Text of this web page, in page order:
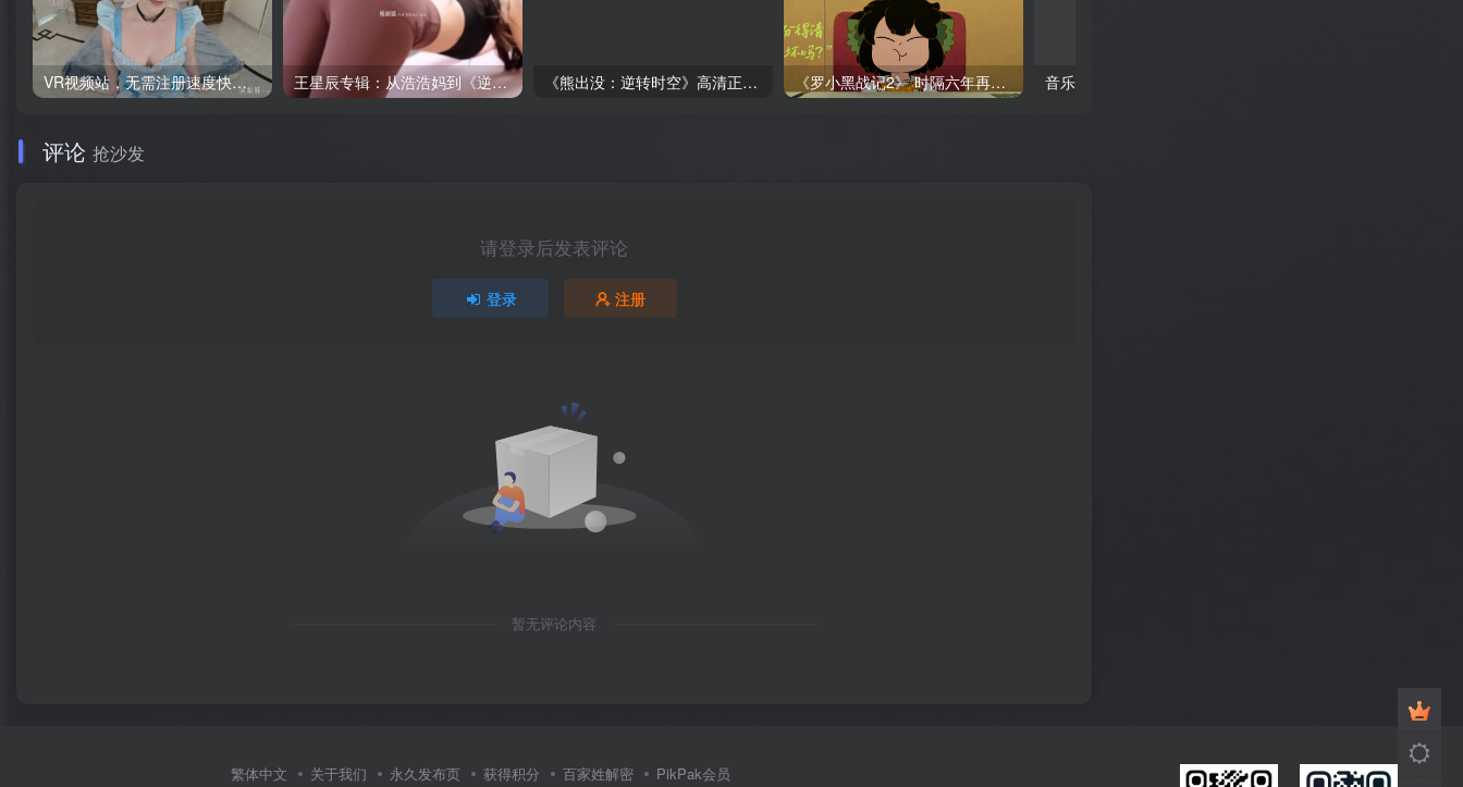
VR视频站，无需注册速度快，Oculus Quest VR 必备站 王星辰专辑：从浩浩妈到《逆袭人生》20部网剧合集下载 《熊出没：逆转时空》高清正式版 穿越时去冒险，光头强变身职场人 4K版下载 《罗小黑战记2》 时隔六年再上线, 流媒体热度依旧不减 附相关影视作品合集
评论 抢沙发
请登录后发表评论
登录 注册
暂无评论内容
繁体中文 关于我们 永久发布页 获得积分 百家姓解密 PikPak会员